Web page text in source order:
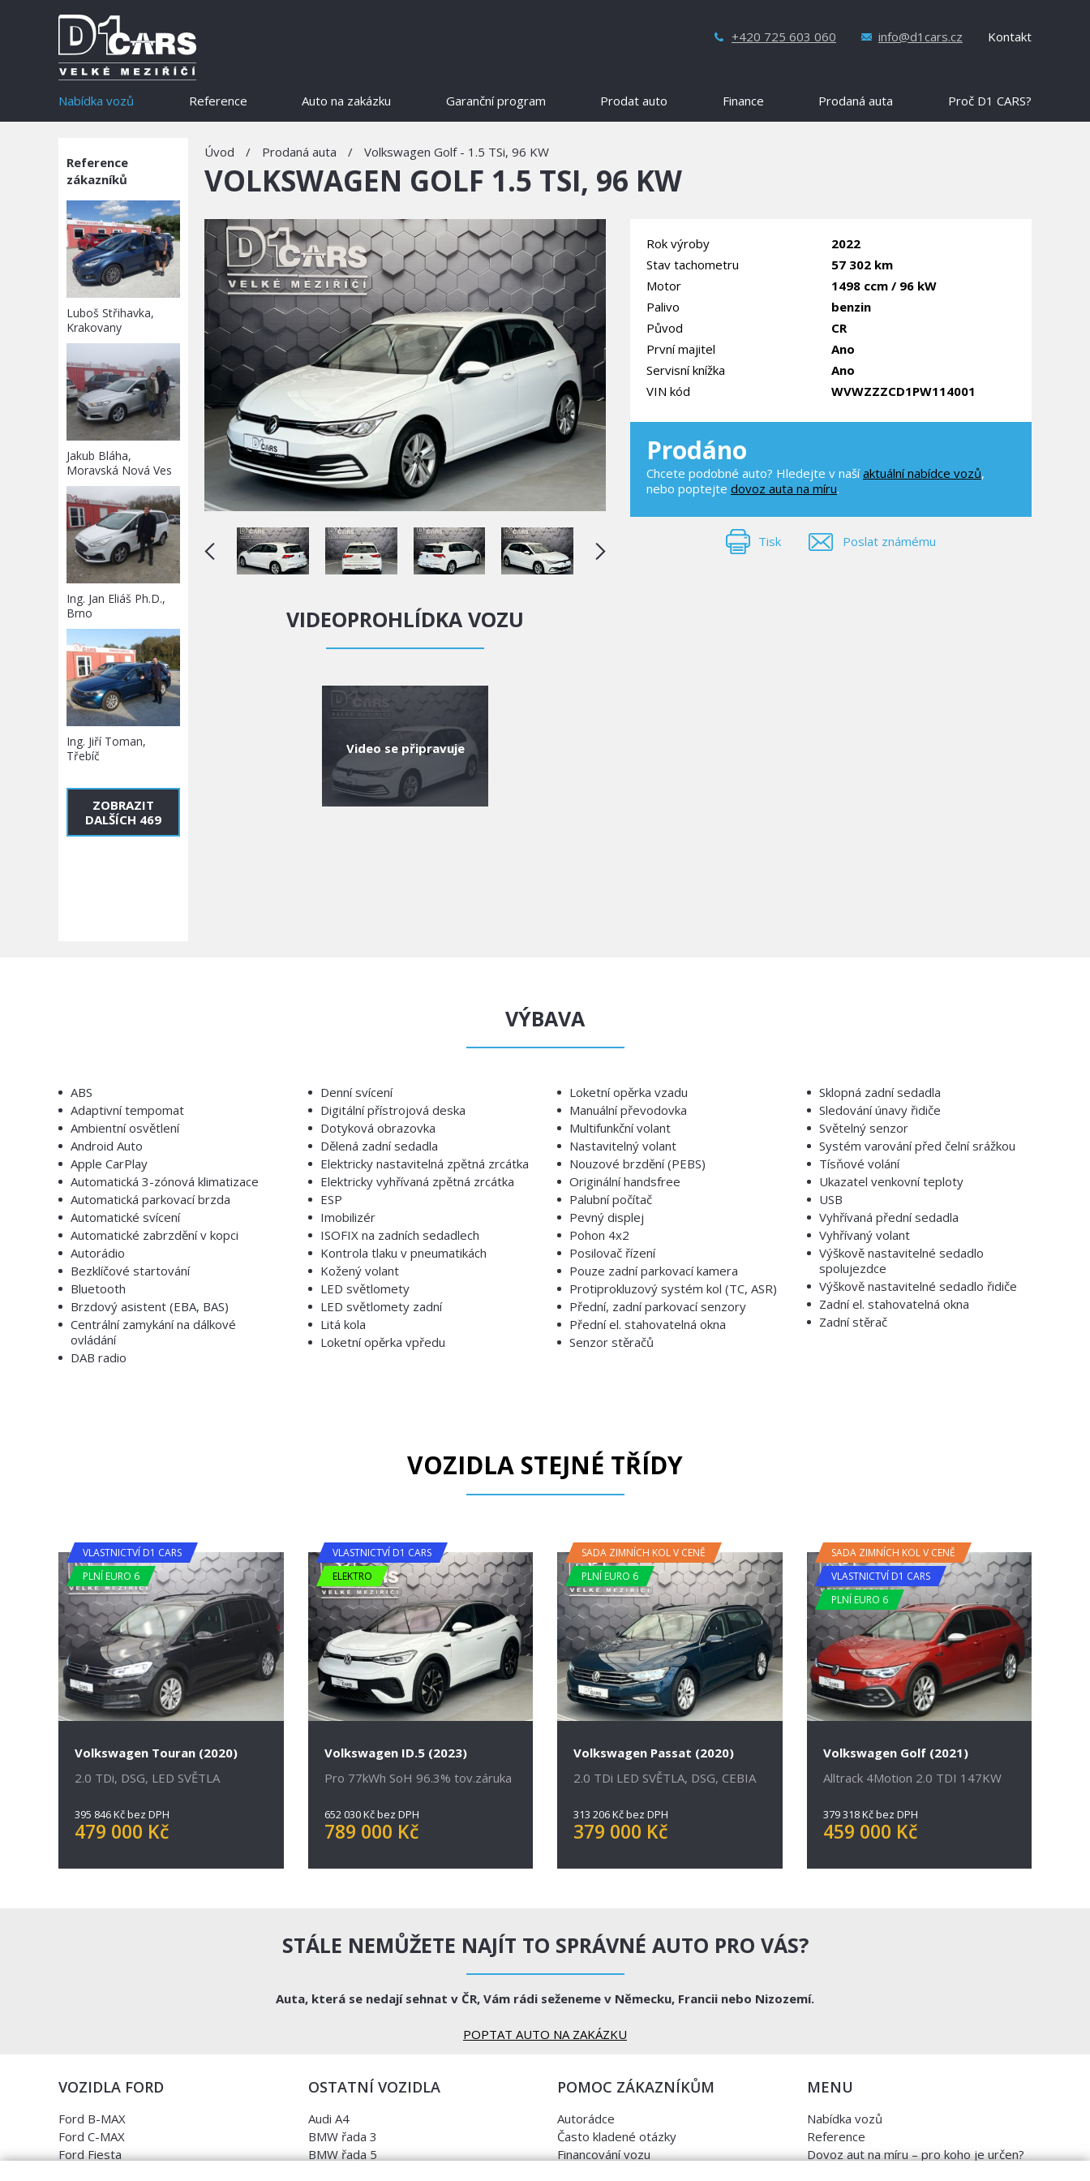
+420 725 603 060 info@d1cars.cz Kontakt
Nabídka vozů Reference Auto na zakázku Garanční program Prodat auto Finance Prodaná auta Proč D1 CARS?
Úvod / Prodaná auta / Volkswagen Golf - 1.5 TSi, 96 KW
VOLKSWAGEN GOLF 1.5 TSI, 96 KW
VIDEOPROHLÍDKA VOZU
Video se připravuje
Rok výroby
2022
Stav tachometru
57 302 km
Motor
1498 ccm / 96 kW
Palivo
benzin
Původ
CR
První majitel
Ano
Servisní knížka
Ano
VIN kód
WVWZZZCD1PW114001
Prodáno
Chcete podobné auto? Hledejte v našíaktuální nabídce vozů,
nebo poptejte dovoz auta na míru.
Tisk Poslat známému
Reference
zákazníků
Luboš Střihavka,
Krakovany
Jakub Bláha,
Moravská Nová Ves
Ing. Jan Eliáš Ph.D.,
Brno
Ing. Jiří Toman,
Třebíč
ZOBRAZIT
DALŠÍCH 469
VÝBAVA
ABS
Adaptivní tempomat
Ambientní osvětlení
Android Auto
Apple CarPlay
Automatická 3-zónová klimatizace
Automatická parkovací brzda
Automatické svícení
Automatické zabrzdění v kopci
Autorádio
Bezklíčové startování
Bluetooth
Brzdový asistent (EBA, BAS)
Centrální zamykání na dálkové
ovládání
DAB radio
Denní svícení
Digitální přístrojová deska
Dotyková obrazovka
Dělená zadní sedadla
Elektricky nastavitelná zpětná zrcátka
Elektricky vyhřívaná zpětná zrcátka
ESP
Imobilizér
ISOFIX na zadních sedadlech
Kontrola tlaku v pneumatikách
Kožený volant
LED světlomety
LED světlomety zadní
Litá kola
Loketní opěrka vpředu
Loketní opěrka vzadu
Manuální převodovka
Multifunkční volant
Nastavitelný volant
Nouzové brzdění (PEBS)
Originální handsfree
Palubní počítač
Pevný displej
Pohon 4x2
Posilovač řízení
Pouze zadní parkovací kamera
Protiprokluzový systém kol (TC, ASR)
Přední, zadní parkovací senzory
Přední el. stahovatelná okna
Senzor stěračů
Sklopná zadní sedadla
Sledování únavy řidiče
Světelný senzor
Systém varování před čelní srážkou
Tísňové volání
Ukazatel venkovní teploty
USB
Vyhřívaná přední sedadla
Vyhřívaný volant
Výškově nastavitelné sedadlo
spolujezdce
Výškově nastavitelné sedadlo řidiče
Zadní el. stahovatelná okna
Zadní stěrač
VOZIDLA STEJNÉ TŘÍDY
VLASTNICTVÍ D1 CARS
PLNÍ EURO 6
Volkswagen Touran (2020)
2.0 TDi, DSG, LED SVĚTLA
395 846 Kč bez DPH
479 000 Kč
VLASTNICTVÍ D1 CARS
ELEKTRO
Volkswagen ID.5 (2023)
Pro 77kWh SoH 96.3% tov.záruka
652 030 Kč bez DPH
789 000 Kč
SADA ZIMNÍCH KOL V CENĚ
PLNÍ EURO 6
Volkswagen Passat (2020)
2.0 TDi LED SVĚTLA, DSG, CEBIA
313 206 Kč bez DPH
379 000 Kč
SADA ZIMNÍCH KOL V CENĚ
VLASTNICTVÍ D1 CARS
PLNÍ EURO 6
Volkswagen Golf (2021)
Alltrack 4Motion 2.0 TDI 147KW
379 318 Kč bez DPH
459 000 Kč
STÁLE NEMŮŽETE NAJÍT TO SPRÁVNÉ AUTO PRO VÁS?
Auta, která se nedají sehnat v ČR, Vám rádi seženeme v Německu, Francii nebo Nizozemí.
POPTAT AUTO NA ZAKÁZKU
VOZIDLA FORD
Ford B-MAX
Ford C-MAX
Ford Fiesta
OSTATNÍ VOZIDLA
Audi A4
BMW řada 3
BMW řada 5
POMOC ZÁKAZNÍKŮM
Autorádce
Často kladené otázky
Financování vozu
MENU
Nabídka vozů
Reference
Dovoz aut na míru – pro koho je určen?